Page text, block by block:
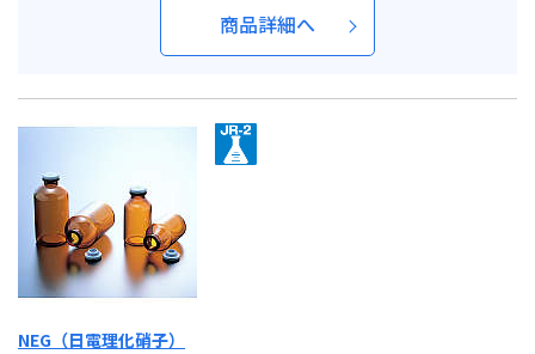
商品詳細へ
NEG（日電理化硝子）